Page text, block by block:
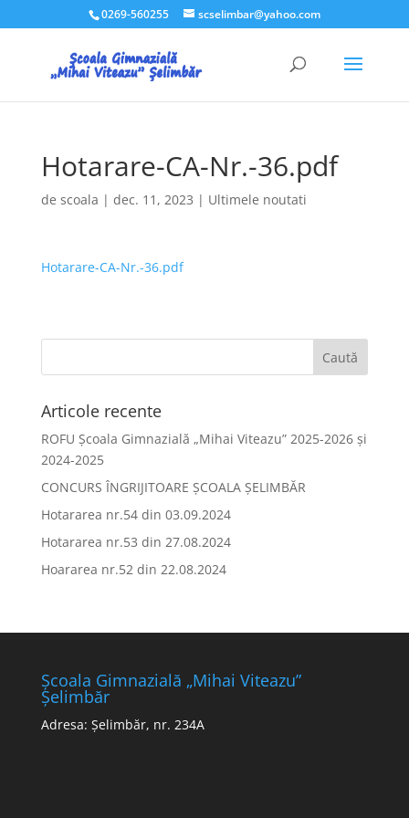
0269-560255 scselimbar@yahoo.com
Hotarare-CA-Nr.-36.pdf
de scoala | dec. 11, 2023 | Ultimele noutati
Hotarare-CA-Nr.-36.pdf
Articole recente
ROFU Școala Gimnazială „Mihai Viteazu” 2025-2026 și
2024-2025
CONCURS ÎNGRIJITOARE ȘCOALA ȘELIMBĂR
Hotararea nr.54 din 03.09.2024
Hotararea nr.53 din 27.08.2024
Hoararea nr.52 din 22.08.2024
Școala Gimnazială „Mihai Viteazu”
Șelimbăr
Adresa: Șelimbăr, nr. 234A